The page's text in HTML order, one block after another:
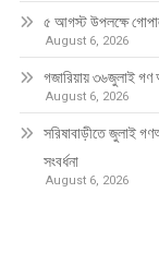
৫ আগস্ট উপলক্ষে
August 6, 2026
গজারিয়ায় ৩৬জুলাই
August 6, 2026
সরিষাবাড়ীতে জুলাই
সংবর্ধনা
August 6, 2026